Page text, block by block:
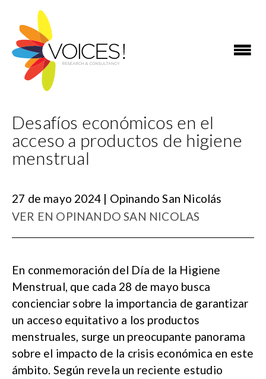
Desafíos económicos en el
acceso a productos de higiene
menstrual
27 de mayo 2024 | Opinando San Nicolás
VER EN OPINANDO SAN NICOLAS
En conmemoración del Día de la Higiene
Menstrual, que cada 28 de mayo busca
concienciar sobre la importancia de garantizar
un acceso equitativo a los productos
menstruales, surge un preocupante panorama
sobre el impacto de la crisis económica en este
ámbito. Según revela un reciente estudio